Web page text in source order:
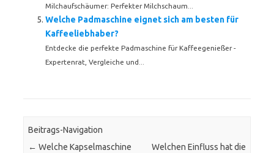
Milchaufschäumer: Perfekter Milchschaum...
Welche Padmaschine eignet sich am besten für
Kaffeeliebhaber?
Entdecke die perfekte Padmaschine für Kaffeegenießer -
Expertenrat, Vergleiche und...
Beitrags-Navigation
← Welche Kapselmaschine
Welchen Einfluss hat die